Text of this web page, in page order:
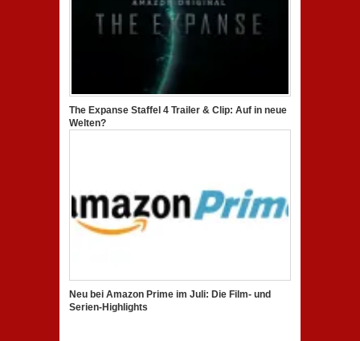
The Expanse Staffel 4 Trailer & Clip: Auf in neue
Welten?
Neu bei Amazon Prime im Juli: Die Film- und
Serien-Highlights